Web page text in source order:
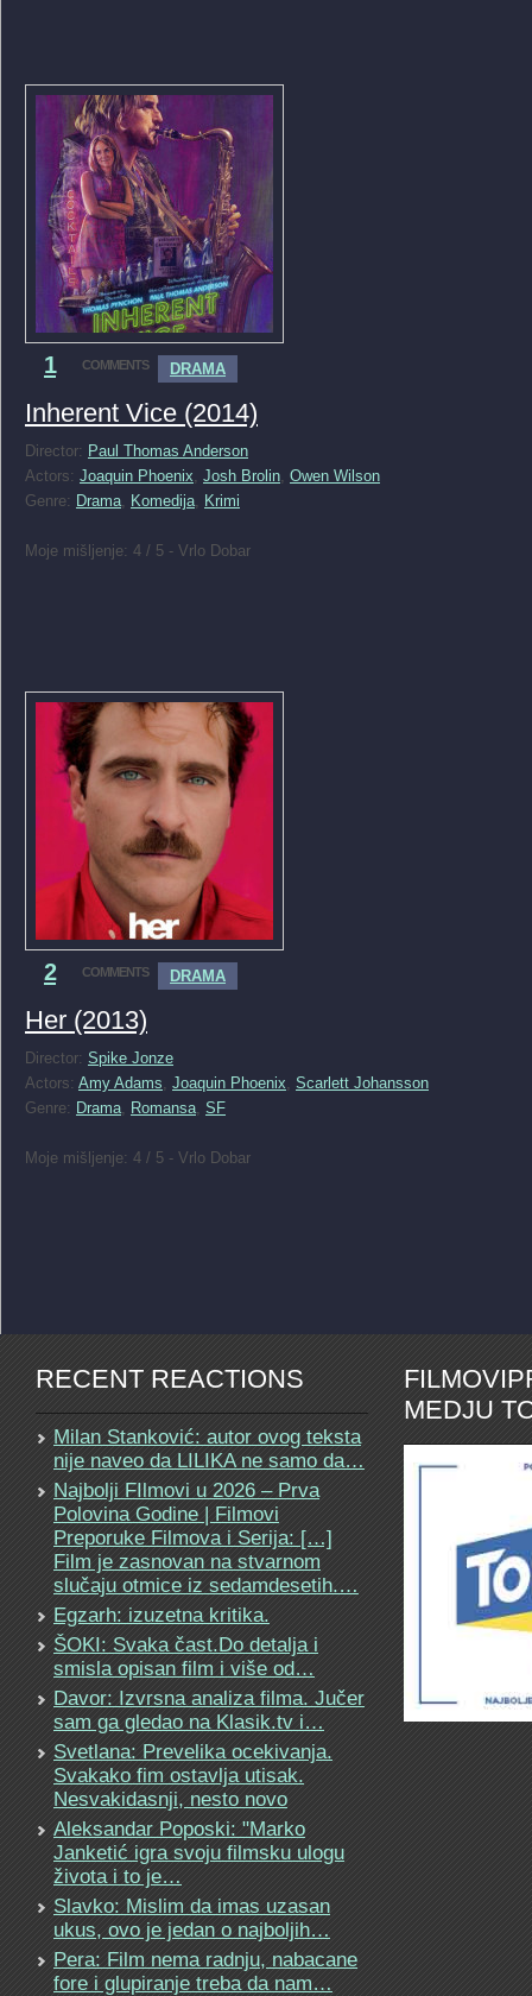
1 COMMENTS DRAMA
Inherent Vice (2014)
Director: Paul Thomas Anderson
Actors: Joaquin Phoenix, Josh Brolin, Owen Wilson
Genre: Drama, Komedija, Krimi
Moje mišljenje: 4 / 5 - Vrlo Dobar
2 COMMENTS DRAMA
Her (2013)
Director: Spike Jonze
Actors: Amy Adams, Joaquin Phoenix, Scarlett Johansson
Genre: Drama, Romansa, SF
Moje mišljenje: 4 / 5 - Vrlo Dobar
RECENT REACTIONS
Milan Stanković: autor ovog teksta
nije naveo da LILIKA ne samo da…
Najbolji FIlmovi u 2026 – Prva
Polovina Godine | Filmovi
Preporuke Filmova i Serija: […]
Film je zasnovan na stvarnom
slučaju otmice iz sedamdesetih.…
Egzarh: izuzetna kritika.
ŠOKI: Svaka čast.Do detalja i
smisla opisan film i više od…
Davor: Izvrsna analiza filma. Jučer
sam ga gledao na Klasik.tv i…
Svetlana: Prevelika ocekivanja.
Svakako fim ostavlja utisak.
Nesvakidasnji, nesto novo
Aleksandar Poposki: "Marko
Janketić igra svoju filmsku ulogu
života i to je…
Slavko: Mislim da imas uzasan
ukus, ovo je jedan o najboljih…
Pera: Film nema radnju, nabacane
fore i glupiranje treba da nam…
MEDJU